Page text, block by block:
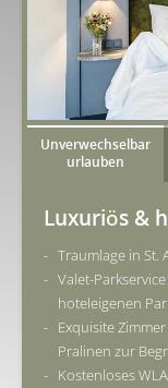
Unverwechselbar
urlauben
Luxuriös &
Traumlage in St.
Valet-
hoteleigenen
Exquisite
Pralinen zur
Kostenloses